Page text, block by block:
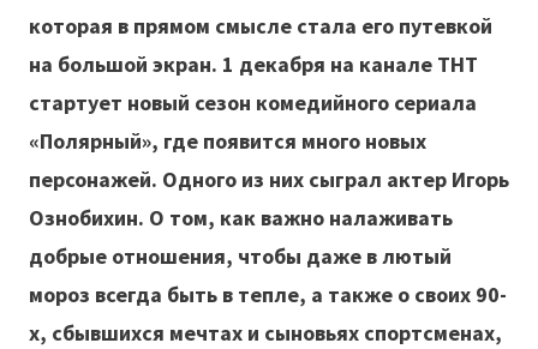
которая в прямом смысле стала его путевкой
на большой экран. 1 декабря на канале ТНТ
стартует новый сезон комедийного сериала
«Полярный», где появится много новых
персонажей. Одного из них сыграл актер Игорь
Ознобихин. О том, как важно налаживать
добрые отношения, чтобы даже в лютый
мороз всегда быть в тепле, а также о своих 90-
х, сбывшихся мечтах и сыновьях спортсменах,